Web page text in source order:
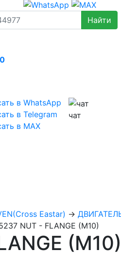
0
в WhatsApp
в Telegram
в MAX
чат
Eastar) →
NUT - FLANGE (M10)
(M10)